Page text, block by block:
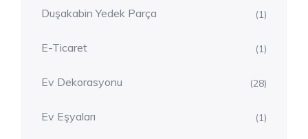
Duşakabin Yedek Parça (1)
E-Ticaret (1)
Ev Dekorasyonu (28)
Ev Eşyaları (1)